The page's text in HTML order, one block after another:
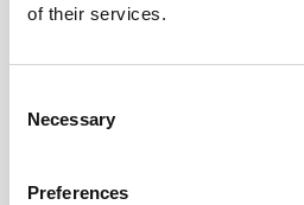
of their services.
Selection
Necessary
Preferences
cliente direttamente nella
velocemente.